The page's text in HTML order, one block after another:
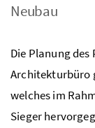
Neubau
Die Planung
Architekturbüro
welches im
Sieger